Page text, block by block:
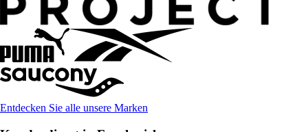
Entdecken Sie alle unsere Marken